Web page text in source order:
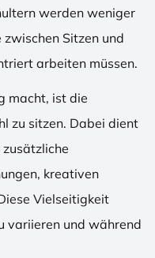
werden weniger
Sitzen und
arbeiten müssen.
macht, ist die
zu sitzen. Dabei dient
kreativen
Vielseitigkeit
variieren und während